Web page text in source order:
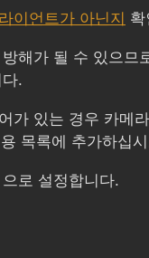
이언트가 아닌지
해가 될 수 있으므
.
가 있는 경우 카메
목록에 추가하십
으로 설정합니다.